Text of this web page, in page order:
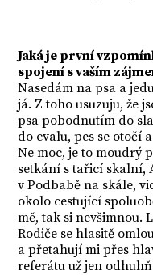
Jaká je první
spojení s vaším
Nasedám na psa a
já. Z toho usuzuju, že
psa pobodnutím do
do cvalu, pes se otočí
Ne moc, je to moudrý
setkání s tařicí skalní,
v Podbabě na skále,
okolo cestující
mě, tak si nevšimnou.
Rodiče se hlasitě
a přetahují mi přes
referátu už jen